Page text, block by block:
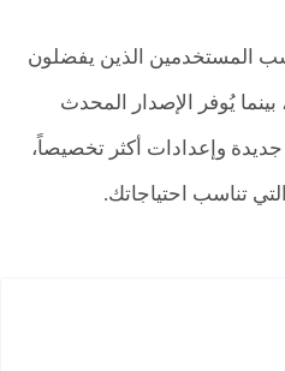
المستخدمين الذين يفضلون
يُوفر الإصدار المحدث
وإعدادات أكثر تخصيصاً،
تناسب احتياجاتك.